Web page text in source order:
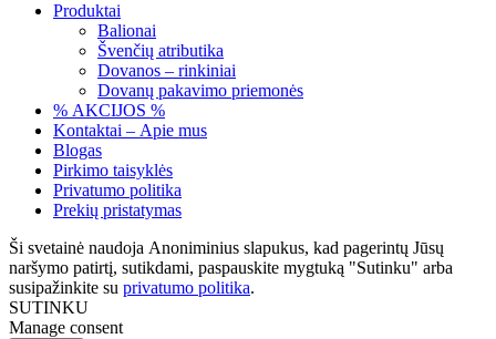
Produktai
Balionai
Švenčių atributika
Dovanos – rinkiniai
Dovanų pakavimo priemonės
% AKCIJOS %
Kontaktai – Apie mus
Blogas
Pirkimo taisyklės
Privatumo politika
Prekių pristatymas
Ši svetainė naudoja Anoniminius slapukus, kad pagerintų Jūsų
naršymo patirtį, sutikdami, paspauskite mygtuką "Sutinku" arba
susipažinkite su privatumo politika.
SUTINKU
Manage consent